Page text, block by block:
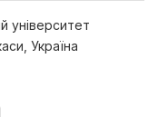
університет
Україна